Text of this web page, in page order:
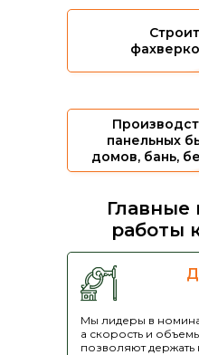
панельных
домов, бань,
работы
Мы лидеры в
а скорость и
позволяют держать